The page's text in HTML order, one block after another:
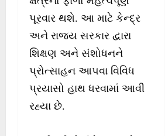
પૂરવાર થશે. આ માટે કેન્દ્ર
અને રાજ્ય સરકાર દ્વારા
શિક્ષણ અને સંશોધનને
પ્રોત્સાહન આપવા વિવિધ
પ્રયાસો હાથ ધરવામાં આવી
રહ્યા છે.